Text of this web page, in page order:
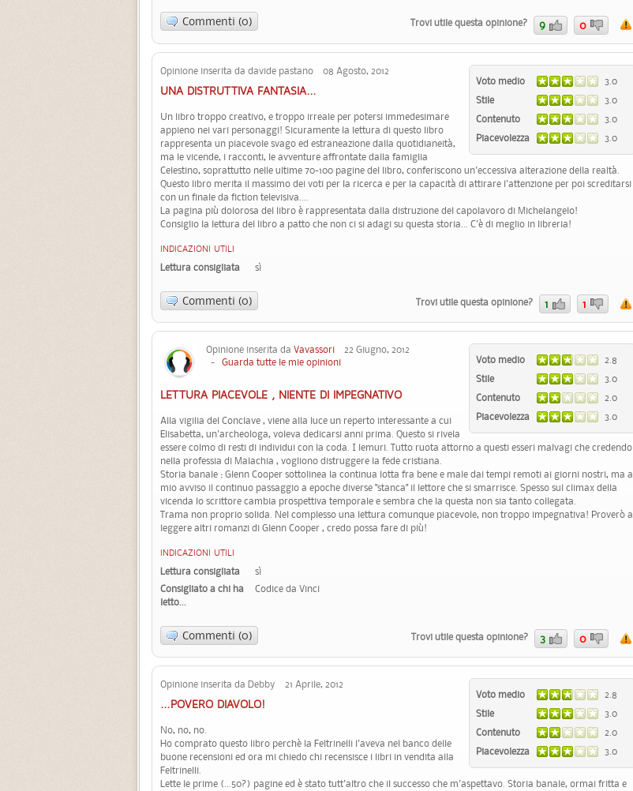
Commenti (0) Trovi utile questa opinione? 9 0
Voto medio
3.0
Stile
3.0
Contenuto
3.0
Piacevolezza
3.0
Opinione inserita da davide pastano 08 Agosto, 2012
UNA DISTRUTTIVA FANTASIA...
Un libro troppo creativo, e troppo irreale per potersi immedesimare
appieno nei vari personaggi! Sicuramente la lettura di questo libro
rappresenta un piacevole svago ed estraneazione dalla quotidianeità,
ma le vicende, i racconti, le avventure affrontate dalla famiglia
Celestino, soprattutto nelle ultime 70-100 pagine del libro, conferiscono un'eccessiva alterazione della realtà.
Questo libro merita il massimo dei voti per la ricerca e per la capacità di attirare l'attenzione per poi screditarsi
con un finale da fiction televisiva....
La pagina più dolorosa del libro è rappresentata dalla distruzione del capolavoro di Michelangelo!
Consiglio la lettura del libro a patto che non ci si adagi su questa storia... C'è di meglio in libreria!
INDICAZIONI UTILI
Lettura consigliata sì
Commenti (0) Trovi utile questa opinione? 1 1
Voto medio
2.8
Stile
3.0
Contenuto
2.0
Piacevolezza
3.0
Opinione inserita da Vavassori 22 Giugno, 2012
- Guarda tutte le mie opinioni
LETTURA PIACEVOLE , NIENTE DI IMPEGNATIVO
Alla vigilia del Conclave , viene alla luce un reperto interessante a cui
Elisabetta, un'archeologa, voleva dedicarsi anni prima. Questo si rivela
essere colmo di resti di individui con la coda. I lemuri. Tutto ruota attorno a questi esseri malvagi che credendo
nella professia di Malachia , vogliono distruggere la fede cristiana.
Storia banale : Glenn Cooper sottolinea la continua lotta fra bene e male dai tempi remoti ai giorni nostri, ma a
mio avviso il continuo passaggio a epoche diverse "stanca" il lettore che si smarrisce. Spesso sul climax della
vicenda lo scrittore cambia prospettiva temporale e sembra che la questa non sia tanto collegata.
Trama non proprio solida. Nel complesso una lettura comunque piacevole, non troppo impegnativa! Proverò a
leggere altri romanzi di Glenn Cooper , credo possa fare di più!
INDICAZIONI UTILI
Lettura consigliata
sì
Consigliato a chi ha
letto...
Codice da Vinci
Commenti (0) Trovi utile questa opinione? 3 0
Voto medio
2.8
Stile
3.0
Contenuto
2.0
Piacevolezza
3.0
Opinione inserita da Debby 21 Aprile, 2012
...POVERO DIAVOLO!
No, no, no.
Ho comprato questo libro perchè la Feltrinelli l'aveva nel banco delle
buone recensioni ed ora mi chiedo chi recensisce i libri in vendita alla
Feltrinelli.
Lette le prime (...50?) pagine ed è stato tutt'altro che il successo che m'aspettavo. Storia banale, ormai fritta e